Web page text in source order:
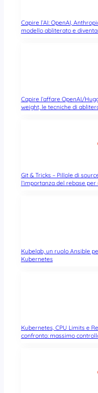
Capire l’AI: OpenAI,
modello abliterato e
Capire l’affare OpenAI/
weight, le tecniche di
Git & Tricks – Pillole di
l’importanza del rebase
Kubelab, un ruolo Ansible
Kubernetes
Kubernetes, CPU Limits e
confronto: massimo